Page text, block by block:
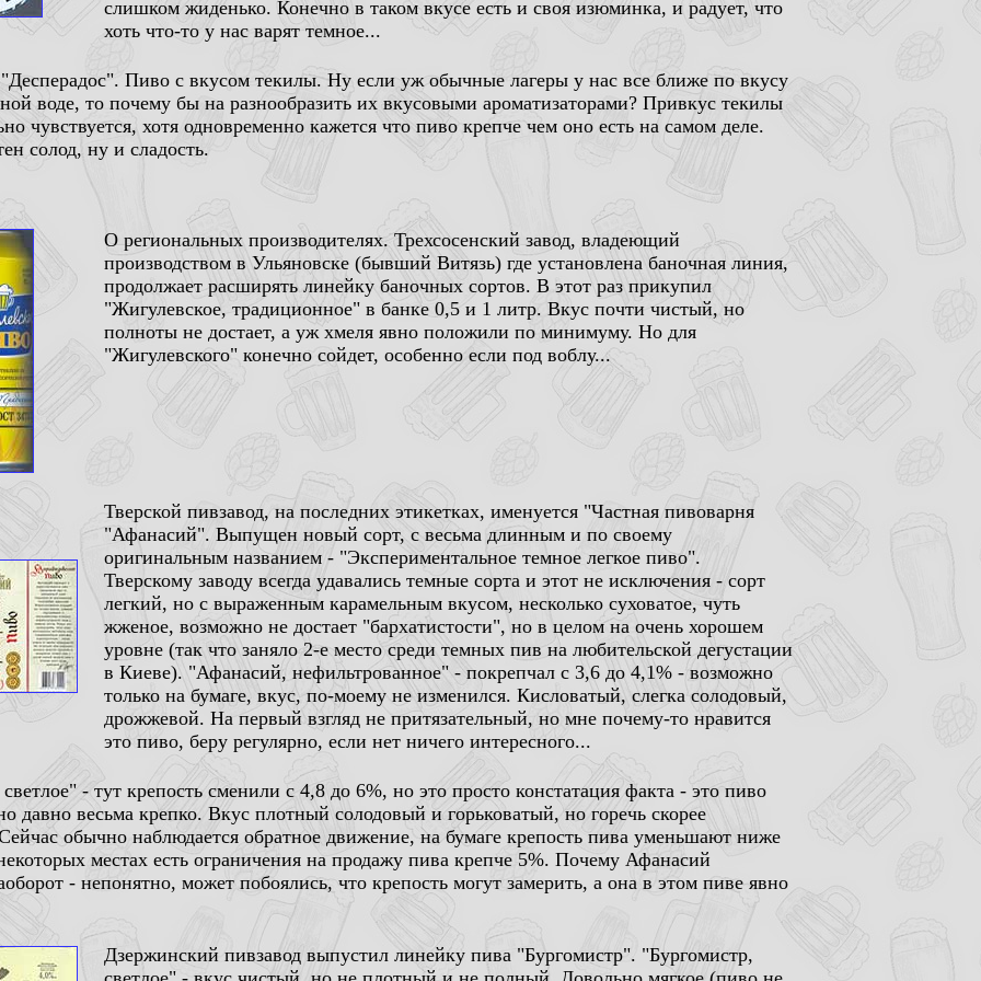
слишком жиденько. Конечно в таком вкусе есть и своя изюминка, и радует, что
хоть что-то у нас варят темное...
Пиво с вкусом текилы. Ну если уж обычные лагеры у нас все ближе по вкусу
воде, то почему бы на разнообразить их вкусовыми ароматизаторами? Привкус текилы
чувствуется, хотя одновременно кажется что пиво крепче чем оно есть на самом деле.
солод, ну и сладость.
О региональных производителях. Трехсосенский завод, владеющий
производством в Ульяновске (бывший Витязь) где установлена баночная линия,
продолжает расширять линейку баночных сортов. В этот раз прикупил
"Жигулевское, традиционное" в банке 0,5 и 1 литр. Вкус почти чистый, но
полноты не достает, а уж хмеля явно положили по минимуму. Но для
"Жигулевского" конечно сойдет, особенно если под воблу...
Тверской пивзавод, на последних этикетках, именуется "Частная пивоварня
"Афанасий". Выпущен новый сорт, с весьма длинным и по своему
оригинальным названием - "Экспериментальное темное легкое пиво".
Тверскому заводу всегда удавались темные сорта и этот не исключения - сорт
легкий, но с выраженным карамельным вкусом, несколько суховатое, чуть
жженое, возможно не достает "бархатистости", но в целом на очень хорошем
уровне (так что заняло 2-е место среди темных пив на любительской дегустации
в Киеве). "Афанасий, нефильтрованное" - покрепчал с 3,6 до 4,1% - возможно
только на бумаге, вкус, по-моему не изменился. Кисловатый, слегка солодовый,
дрожжевой. На первый взгляд не притязательный, но мне почему-то нравится
это пиво, беру регулярно, если нет ничего интересного...
- тут крепость сменили с 4,8 до 6%, но это просто констатация факта - это пиво
давно весьма крепко. Вкус плотный солодовый и горьковатый, но горечь скорее
обычно наблюдается обратное движение, на бумаге крепость пива уменьшают ниже
местах есть ограничения на продажу пива крепче 5%. Почему Афанасий
- непонятно, может побоялись, что крепость могут замерить, а она в этом пиве явно
Дзержинский пивзавод выпустил линейку пива "Бургомистр". "Бургомистр,